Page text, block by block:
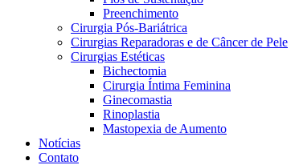
Preenchimento
Cirurgia Pós-Bariátrica
Cirurgias Reparadoras e de Câncer de Pele
Cirurgias Estéticas
Bichectomia
Cirurgia Íntima Feminina
Ginecomastia
Rinoplastia
Mastopexia de Aumento
Notícias
Contato